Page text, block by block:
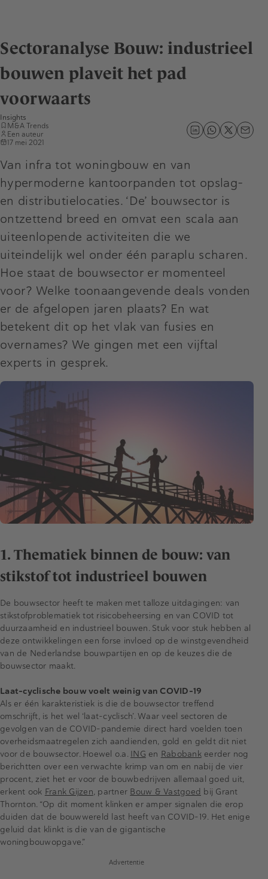
Sectoranalyse Bouw: industrieel
bouwen plaveit het pad
voorwaarts
Insights
M&A Trends
Een auteur
17 mei 2021
Van infra tot woningbouw en van
hypermoderne kantoorpanden tot opslag-
en distributielocaties. ‘De’ bouwsector is
ontzettend breed en omvat een scala aan
uiteenlopende activiteiten die we
uiteindelijk wel onder één paraplu scharen.
Hoe staat de bouwsector er momenteel
voor? Welke toonaangevende deals vonden
er de afgelopen jaren plaats? En wat
betekent dit op het vlak van fusies en
overnames? We gingen met een vijftal
experts in gesprek.
1. Thematiek binnen de bouw: van
stikstof tot industrieel bouwen
De bouwsector heeft te maken met talloze uitdagingen: van
stikstofproblematiek tot risicobeheersing en van COVID tot
duurzaamheid en industrieel bouwen. Stuk voor stuk hebben al
deze ontwikkelingen een forse invloed op de winstgevendheid
van de Nederlandse bouwpartijen en op de keuzes die de
bouwsector maakt.
Laat-cyclische bouw voelt weinig van COVID-19
Als er één karakteristiek is die de bouwsector treffend
omschrijft, is het wel ‘laat-cyclisch’. Waar veel sectoren de
gevolgen van de COVID-pandemie direct hard voelden toen
overheidsmaatregelen zich aandienden, gold en geldt dit niet
voor de bouwsector. Hoewel o.a. ING en Rabobankeerder nog
berichtten over een verwachte krimp van om en nabij de vier
procent, ziet het er voor de bouwbedrijven allemaal goed uit,
erkent ook Frank Gijzen, partner Bouw & Vastgoed bij Grant
Thornton. “Op dit moment klinken er amper signalen die erop
duiden dat de bouwwereld last heeft van COVID-19. Het enige
geluid dat klinkt is die van de gigantische
woningbouwopgave.”
Advertentie